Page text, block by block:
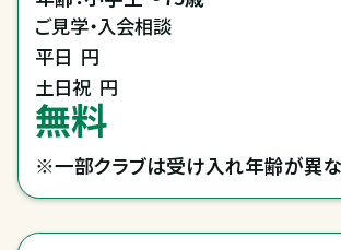
ご見学・入会相談
平日 円
土日祝 円
無料
※一部クラブは受け入れ年齢が異な